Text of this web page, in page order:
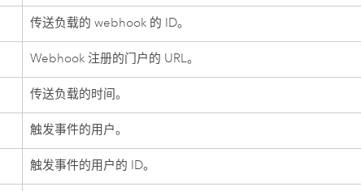
传送负载的 webhook 的 ID。
Webhook 注册的门户的 URL。
传送负载的时间。
触发事件的用户。
触发事件的用户的 ID。